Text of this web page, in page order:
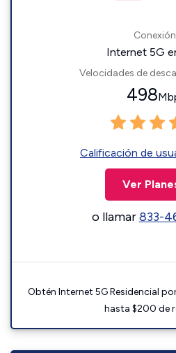
Internet 5G
Velocidades de
498
Calificación de
Ver
o llamar833-
Obtén Internet 5G Residencial
hasta $200 de